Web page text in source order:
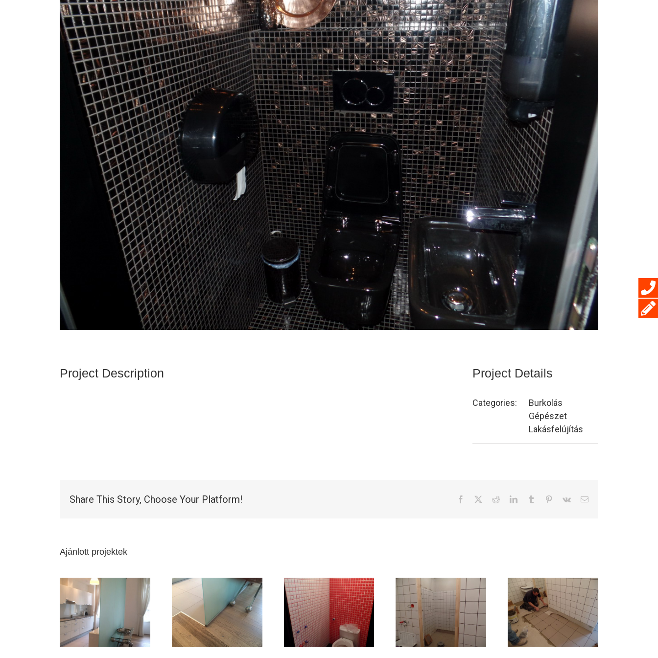
Project Description Project Details
Categories:
Burkolás
Gépészet
Lakásfelújítás
Share This Story, Choose Your Platform! Facebook RedditLinkedInTumblr Pinterest
Vk Email:
Ajánlott projektek